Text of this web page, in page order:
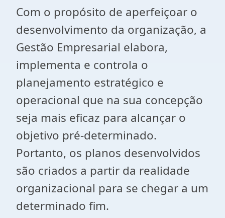
Com o propósito de aperfeiçoar o
desenvolvimento da organização, a
Gestão Empresarial elabora,
implementa e controla o
planejamento estratégico e
operacional que na sua concepção
seja mais eficaz para alcançar o
objetivo pré-determinado.
Portanto, os planos desenvolvidos
são criados a partir da realidade
organizacional para se chegar a um
determinado fim.